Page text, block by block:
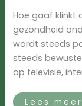
Hoe gaaf klinkt
gezondheid
wordt steeds
steeds
op televisie,
Lees